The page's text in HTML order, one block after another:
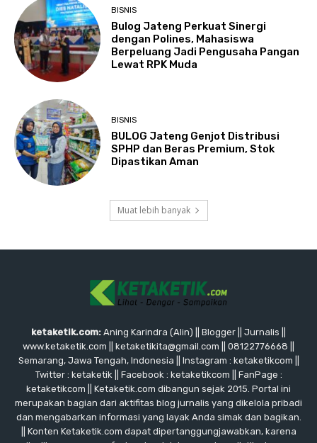
BISNIS
Bulog Jateng Perkuat Sinergi
dengan Polines, Mahasiswa
Berpeluang Jadi Pengusaha Pangan
Lewat RPK Muda
BISNIS
BULOG Jateng Genjot Distribusi
SPHP dan Beras Premium, Stok
Dipastikan Aman
Muat lebih banyak
ketaketik.com: Aning Karindra (Alin) || Blogger || Jurnalis ||
www.ketaketik.com || ketaketikita@gmail.com || 08122776668 ||
Semarang, Jawa Tengah, Indonesia || Instagram : ketaketikcom ||
Twitter : ketaketik || Facebook : ketaketikcom || FanPage :
ketaketikcom || Ketaketik.com dibangun sejak 2015. Portal ini
merupakan bagian dari aktifitas blog jurnalis yang dikelola pribadi
dan mengabarkan informasi yang layak Anda simak dan bagikan.
|| Konten Ketaketik.com dapat dipertanggungjawabkan, karena